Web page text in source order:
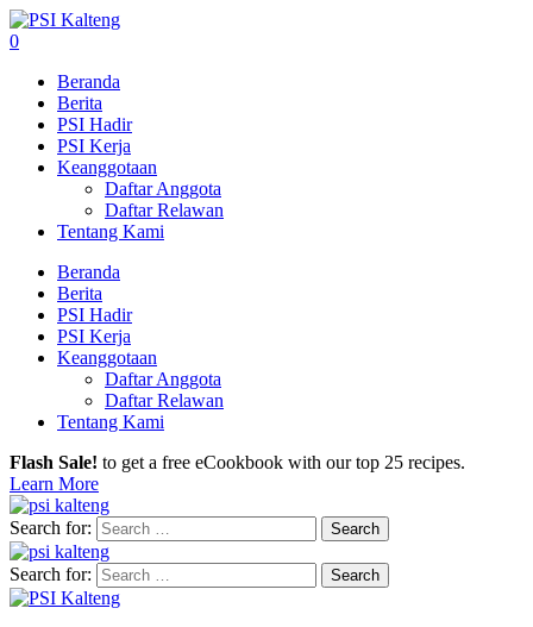
0
Beranda
Berita
PSI Hadir
PSI Kerja
Keanggotaan
Daftar Anggota
Daftar Relawan
Tentang Kami
Beranda
Berita
PSI Hadir
PSI Kerja
Keanggotaan
Daftar Anggota
Daftar Relawan
Tentang Kami
Flash Sale! to get a free eCookbook with our top 25 recipes.
Learn More
Search for:
Search for: